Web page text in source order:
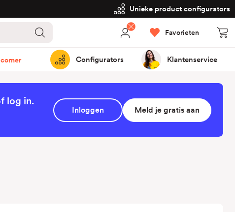
Unieke product configurators
Favorieten
Configurators Klantenservice
log in.
Inloggen Meld je gratis aan